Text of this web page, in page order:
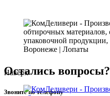
Остались вопросы?
Звоните по телефону
Наверх